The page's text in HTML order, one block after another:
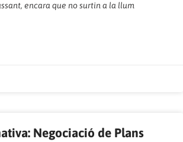
encara que no surtin a la llum
Negociació de Plans